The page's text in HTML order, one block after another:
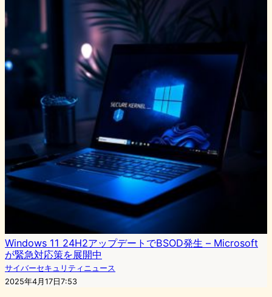
Windows 11 24H2アップデートでBSOD発生 – Microsoft
が緊急対応策を展開中
サイバーセキュリティニュース
2025年4月17日7:53